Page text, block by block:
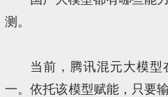
测。
当前，腾讯混元大模
一。依托该模型赋能，只要